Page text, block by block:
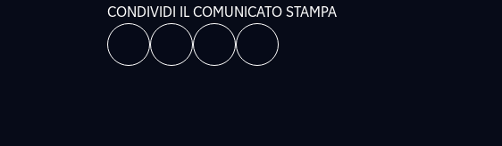
CONDIVIDI IL COMUNICATO STAMPA